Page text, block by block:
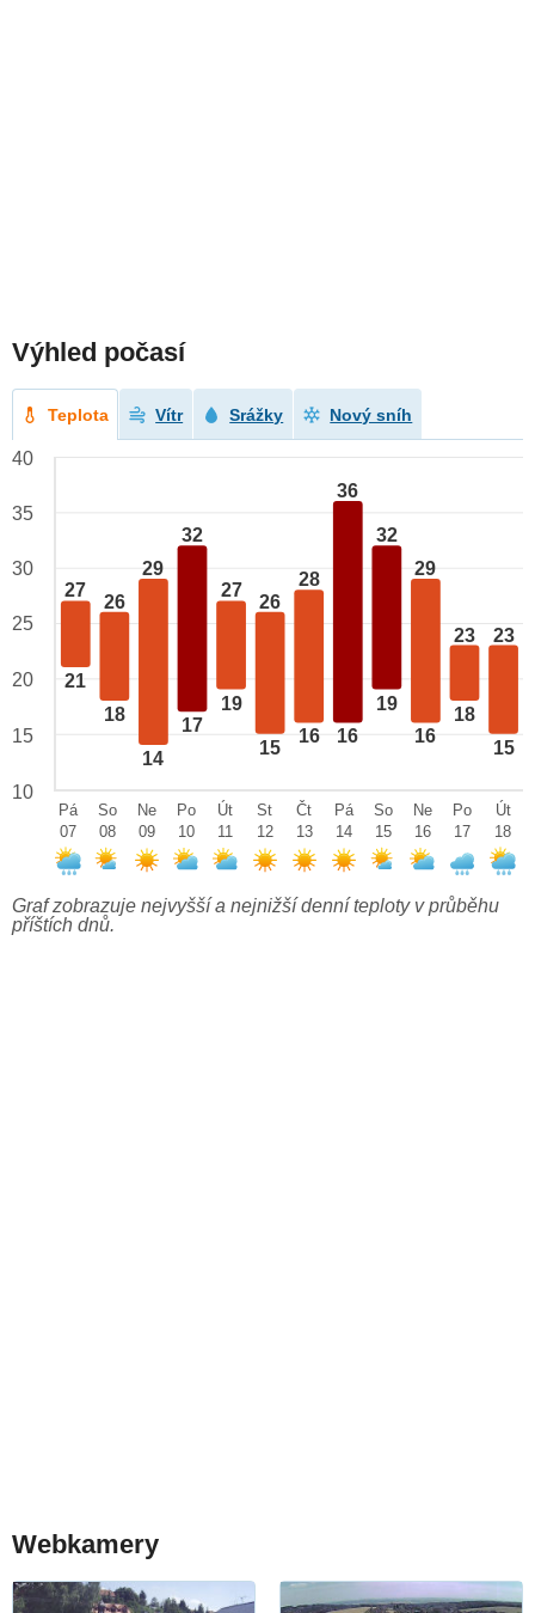
Výhled počasí
Teplota Vítr Srážky Nový sníh
27
21
26
18
29
14
32
17
27
19
26
15
28
16
36
16
32
19
29
16
23
18
23
15
40
35
30
25
20
15
10
Pá
07
So
08
Ne
09
Po
10
Út
11
St
12
Čt
13
Pá
14
So
15
Ne
16
Po
17
Út
18
Graf zobrazuje nejvyšší a nejnižší denní teploty v průběhu
příštích dnů.
Webkamery